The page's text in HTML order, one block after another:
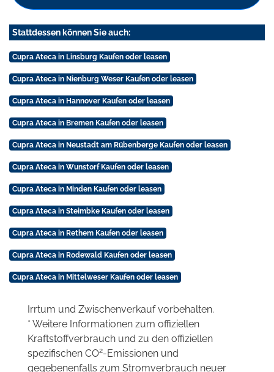
Stattdessen können Sie auch:
Cupra Ateca in Linsburg Kaufen oder leasen
Cupra Ateca in Nienburg Weser Kaufen oder leasen
Cupra Ateca in Hannover Kaufen oder leasen
Cupra Ateca in Bremen Kaufen oder leasen
Cupra Ateca in Neustadt am Rübenberge Kaufen oder leasen
Cupra Ateca in Wunstorf Kaufen oder leasen
Cupra Ateca in Minden Kaufen oder leasen
Cupra Ateca in Steimbke Kaufen oder leasen
Cupra Ateca in Rethem Kaufen oder leasen
Cupra Ateca in Rodewald Kaufen oder leasen
Cupra Ateca in Mittelweser Kaufen oder leasen
Irrtum und Zwischenverkauf vorbehalten.
* Weitere Informationen zum offiziellen
Kraftstoffverbrauch und zu den offiziellen
spezifischen CO2-Emissionen und
gegebenenfalls zum Stromverbrauch neuer